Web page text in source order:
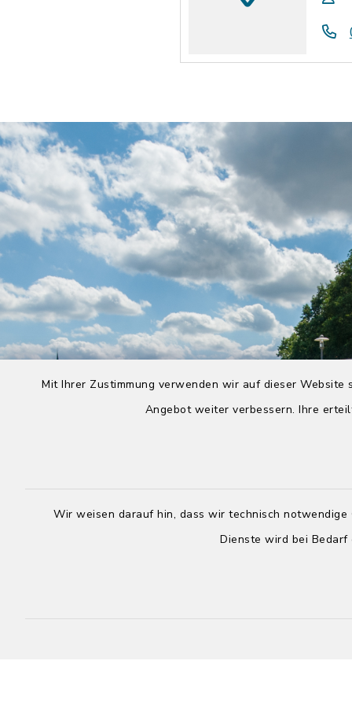
Mit Ihrer Zustimmung verwenden wir auf dieser
Angebot weiter verbessern. Ihre
Wir weisen darauf hin, dass wir technisch
Dienste wird bei